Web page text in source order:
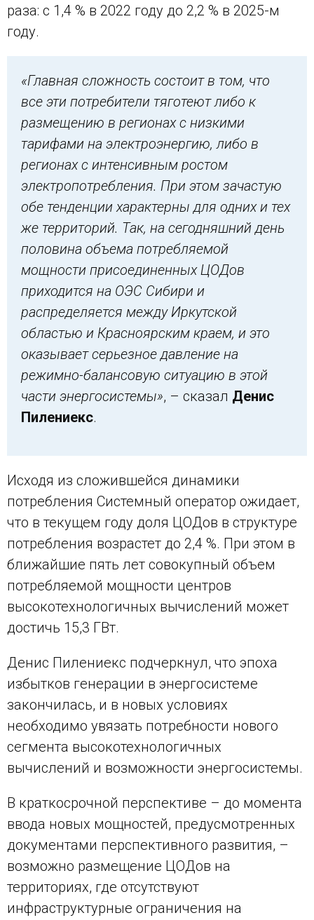
раза: с 1,4 % в 2022 году до 2,2 % в 2025-м
году.
«Главная сложность состоит в том, что
все эти потребители тяготеют либо к
размещению в регионах с низкими
тарифами на электроэнергию, либо в
регионах с интенсивным ростом
электропотребления. При этом зачастую
обе тенденции характерны для одних и тех
же территорий. Так, на сегодняшний день
половина объема потребляемой
мощности присоединенных ЦОДов
приходится на ОЭС Сибири и
распределяется между Иркутской
областью и Красноярским краем, и это
оказывает серьезное давление на
режимно-балансовую ситуацию в этой
части энергосистемы», – сказал Денис
Пилениекс.
Исходя из сложившейся динамики
потребления Системный оператор ожидает,
что в текущем году доля ЦОДов в структуре
потребления возрастет до 2,4 %. При этом в
ближайшие пять лет совокупный объем
потребляемой мощности центров
высокотехнологичных вычислений может
достичь 15,3 ГВт.
Денис Пилениекс подчеркнул, что эпоха
избытков генерации в энергосистеме
закончилась, и в новых условиях
необходимо увязать потребности нового
сегмента высокотехнологичных
вычислений и возможности энергосистемы.
В краткосрочной перспективе – до момента
ввода новых мощностей, предусмотренных
документами перспективного развития, –
возможно размещение ЦОДов на
территориях, где отсутствуют
инфраструктурные ограничения на